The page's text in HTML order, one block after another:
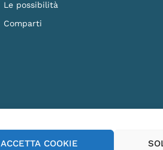
ACCETTA COOKIE
Le possibilità
Comparti